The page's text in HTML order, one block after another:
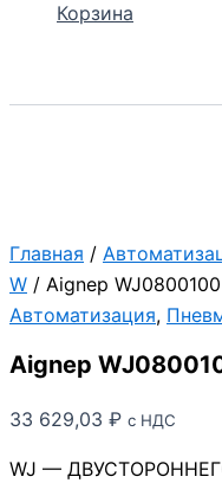
Корзина
Главная /
W / Aignep WJ0800100
Автоматизация,
Aignep
33 629,03 ₽ с НДС
WJ —